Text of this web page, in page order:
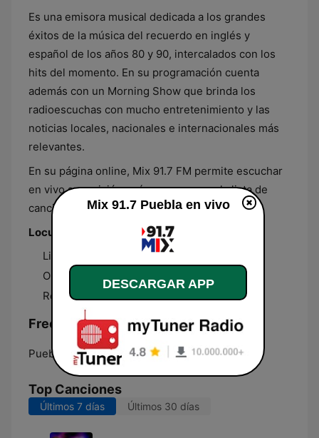
Es una emisora musical dedicada a los grandes
éxitos de la música del recuerdo en inglés y
español de los años 80 y 90, intercalados con los
hits del momento. En su programación cuenta
además con un Morning Show que brinda los
radioescuchas con mucho entretenimiento y las
noticias locales, nacionales e internacionales más
relevantes.
En su página online, Mix 91.7 FM permite escuchar
en vivo su emisión, así como conocer la lista de
canciones que suenan en sus programas.
Locutores destacados
Liz Gómez
Omar Guarneros
Rene Baldo
Frecuencias Mix 91.7 Puebla:
Puebla: 91.7 FM
Top Canciones
Últimos 7 días Últimos 30 días
Mix 91.7 Puebla en vivo
DESCARGAR APP